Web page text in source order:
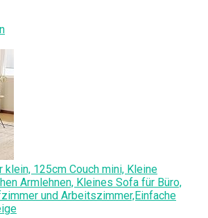
klein, 125cm Couch mini, Kleine
Armlehnen, Kleines Sofa für Büro,
und Arbeitszimmer,Einfache